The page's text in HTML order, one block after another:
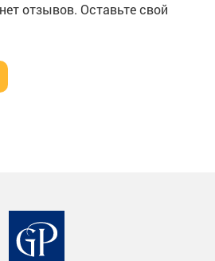
отзывов. Оставьте свой